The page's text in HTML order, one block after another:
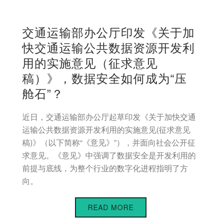
交通运输部办公厅印发《关于加
快交通运输公共数据资源开发利
用的实施意见（征求意见
稿）》，数据安全如何成为“压
舱石”？
近日，交通运输部办公厅起草印发《关于加快交通
运输公共数据资源开发利用的实施意见(征求意见
稿)》（以下简称“《意见》”），并面向社会公开征
求意见。《意见》中强调了数据安全是开发利用的
前提与底线，为整个行业的数字化进程指明了方
向。
READ MORE